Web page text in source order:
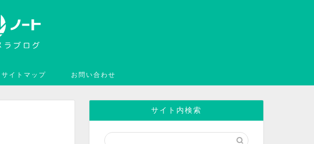
サイトマップ お問い合わせ
サイト内検索